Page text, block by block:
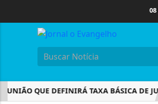
08
QUE DEFINIRÁ TAXA BÁSICA DE